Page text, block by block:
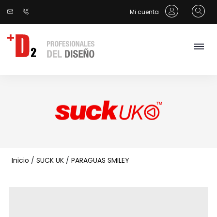
Mi cuenta
Inicio / SUCK UK / PARAGUAS SMILEY